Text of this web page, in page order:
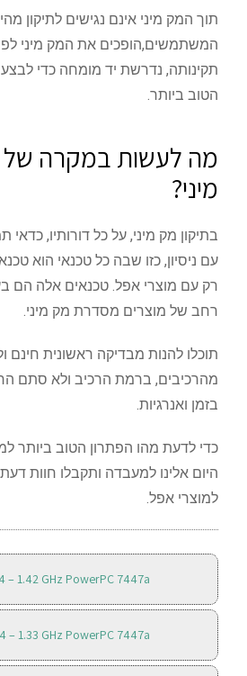
תוך המק מיני אינם נגישים לתיקון
המשתמשים,הופכים את המק מיני
תקינותה, נדרשת יד מומחה כדי לבצע
הטוב ביותר.
מה לעשות במקרה
מיני?
בתיקון מק מיני, על כל דורותיו,
עם ניסיון, כזו שבה כל טכנאי הוא
רק עם מוצרי אפל. טכנאים אלה הם
רחב של מוצרים מסדרת מק מיני.
תוכלו להנות מבדיקה ראשונית
מהרכיבים, ברמת הרכיב ולא סתם
בזמן ואנרגיות.
כדי לדעת מהו הפתרון הטוב ביותר
היום אלינו למעבדה ותקבלו חוות
למוצרי אפל.
– 1.42 GHz PowerPC 7447a
– 1.33 GHz PowerPC 7447a